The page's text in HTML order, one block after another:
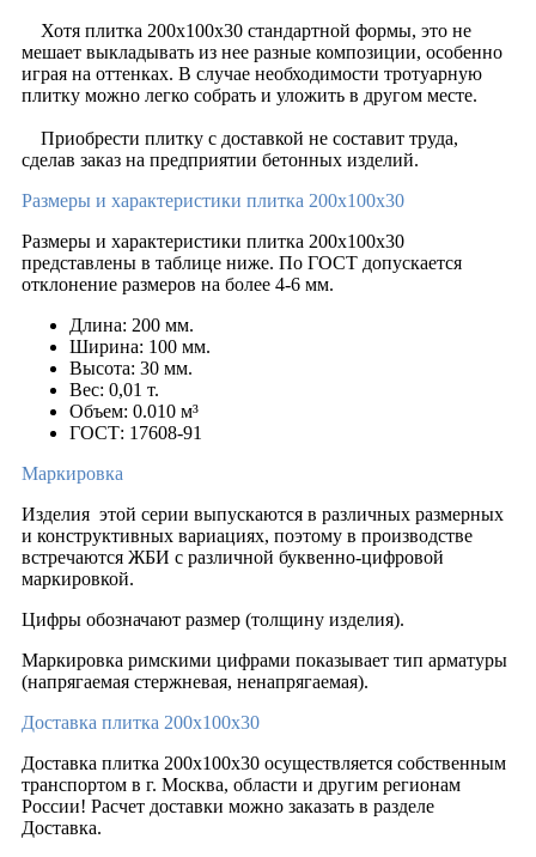
Хотя плитка 200х100х30 стандартной формы, это не
мешает выкладывать из нее разные композиции, особенно
играя на оттенках. В случае необходимости тротуарную
плитку можно легко собрать и уложить в другом месте.
Приобрести плитку с доставкой не составит труда,
сделав заказ на предприятии бетонных изделий.
Размеры и характеристики плитка 200х100х30
Размеры и характеристики плитка 200х100х30
представлены в таблице ниже. По ГОСТ допускается
отклонение размеров на более 4-6 мм.
Длина: 200 мм.
Ширина: 100 мм.
Высота: 30 мм.
Вес: 0,01 т.
Объем: 0.010 м³
ГОСТ: 17608-91
Маркировка
Изделия этой серии выпускаются в различных размерных
и конструктивных вариациях, поэтому в производстве
встречаются ЖБИ с различной буквенно-цифровой
маркировкой.
Цифры обозначают размер (толщину изделия).
Маркировка римскими цифрами показывает тип арматуры
(напрягаемая стержневая, ненапрягаемая).
Доставка плитка 200х100х30
Доставка плитка 200х100х30 осуществляется собственным
транспортом в г. Москва, области и другим регионам
России! Расчет доставки можно заказать в разделе
Доставка.